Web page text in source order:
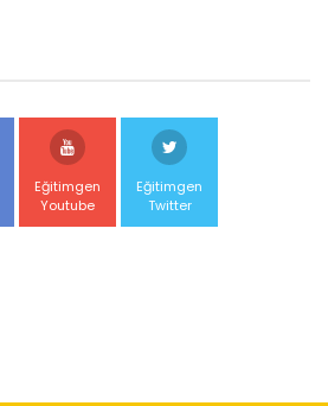
Eğitimgen
Youtube
Eğitimgen
Twitter